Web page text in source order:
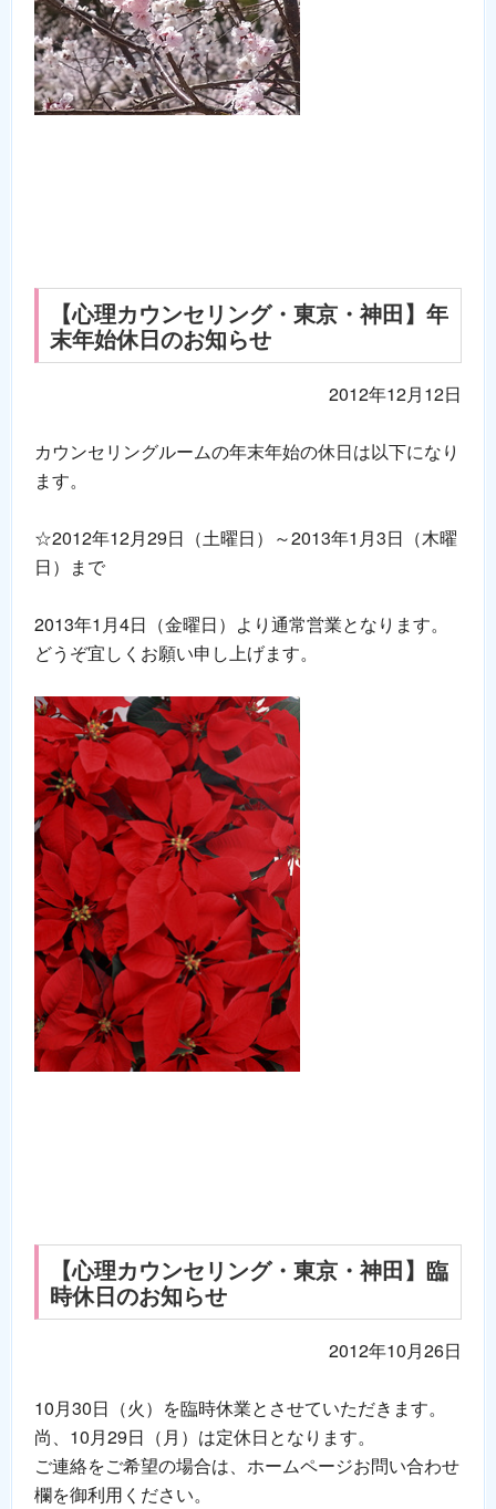
【心理カウンセリング・東京・神田】年
末年始休日のお知らせ
2012年12月12日
カウンセリングルームの年末年始の休日は以下になり
ます。
☆2012年12月29日（土曜日）～2013年1月3日（木曜
日）まで
2013年1月4日（金曜日）より通常営業となります。
どうぞ宜しくお願い申し上げます。
【心理カウンセリング・東京・神田】臨
時休日のお知らせ
2012年10月26日
10月30日（火）を臨時休業とさせていただきます。
尚、10月29日（月）は定休日となります。
ご連絡をご希望の場合は、ホームページお問い合わせ
欄を御利用ください。